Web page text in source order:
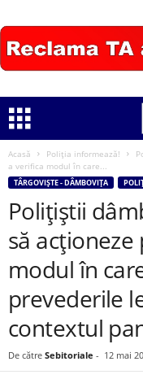
Acasă Poliția informează!
a verifica modul în care...
TÂRGOVIȘTE - DÂMBOVIȚA
Polițiștii
să
modul în
prevederile
contextul
De către Sebitoriale - 12 mai